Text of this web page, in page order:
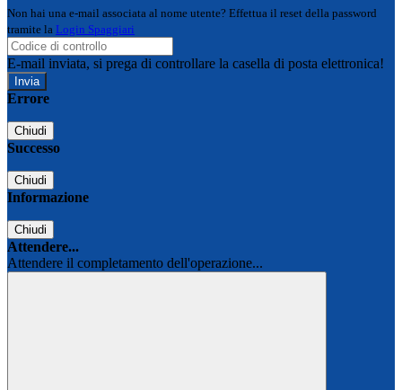
Non hai una e-mail associata al nome utente? Effettua il reset della password
tramite la Login Spaggiari
E-mail inviata, si prega di controllare la casella di posta elettronica!
Errore
Chiudi
Successo
Chiudi
Informazione
Chiudi
Attendere...
Attendere il completamento dell'operazione...